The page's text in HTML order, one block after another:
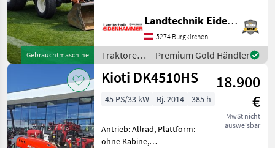
Kubota
New Holland
John Deere
Antonio Carraro
Alle 35
anzeigen
Gebrauchtmaschine
mechanisch, Oberlenker
hinten: mechanisch,
Bolzengröße
Anhängevorrichtung (mm):
32mm, Höchstgeschw
Landtechnik Eidenhammer GmbH
5274 Burgkirchen
Traktoren
/ Kioti
Premium Gold Händler
Kioti DK4510HS
18.900
€
MwSt nicht
ausweisbar
45 PS/33 kW Bj. 2014 385 h
Antrieb: Allrad, Plattform:
ohne Kabine,